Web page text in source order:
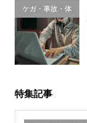
ケガ・事故・体
のサイン
特集記事